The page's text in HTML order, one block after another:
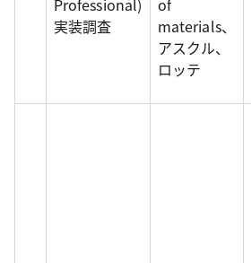
Professional)
実装調査
of
materials、
アスクル、
ロッテ